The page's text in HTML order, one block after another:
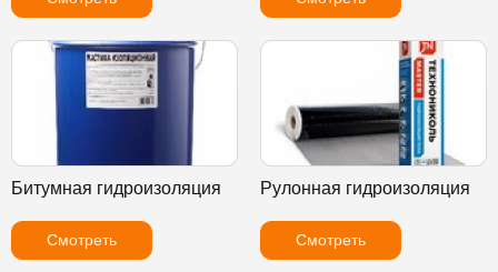
Битумная гидроизоляция
Смотреть
Рулонная гидроизоляция
Смотреть